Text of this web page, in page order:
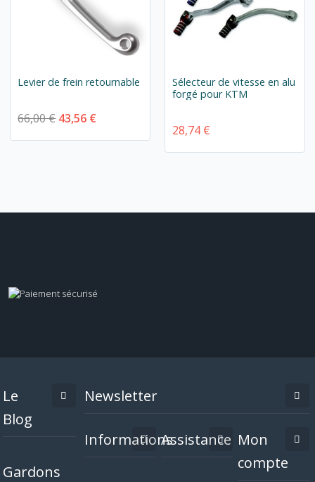
Levier de frein retournable
66,00 € 43,56 €
Sélecteur de vitesse en alu
forgé pour KTM
28,74 €
Le
Blog
Gardons
Newsletter
InformationsAssistance Mon
compte